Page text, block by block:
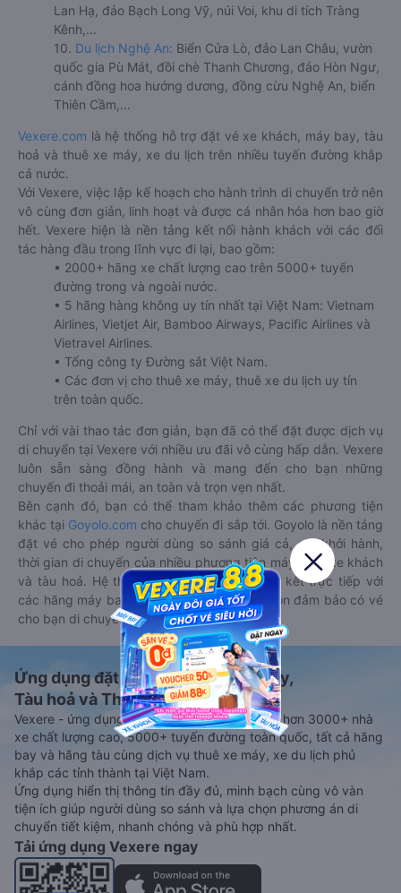
Lan Hạ, đảo Bạch Long Vỹ, núi Voi, khu di tích Tràng
Kênh,...
10. Du lịch Nghệ An: Biển Cửa Lò, đảo Lan Châu, vườn
quốc gia Pù Mát, đồi chè Thanh Chương, đảo Hòn Ngư,
cánh đồng hoa hướng dương, đồng cừu Nghệ An, biển
Thiên Cầm,...
Vexere.com là hệ thống hỗ trợ đặt vé xe khách, máy bay, tàu
hoả và thuê xe máy, xe du lịch trên nhiều tuyến đường khắp
cả nước.
Với Vexere, việc lập kế hoạch cho hành trình di chuyển trở nên
vô cùng đơn giản, linh hoạt và được cá nhân hóa hơn bao giờ
hết. Vexere hiện là nền tảng kết nối hành khách với các đối
tác hàng đầu trong lĩnh vực đi lại, bao gồm:
• 2000+ hãng xe chất lượng cao trên 5000+ tuyến
đường trong và ngoài nước.
• 5 hãng hàng không uy tín nhất tại Việt Nam: Vietnam
Airlines, Vietjet Air, Bamboo Airways, Pacific Airlines và
Vietravel Airlines.
• Tổng công ty Đường sắt Việt Nam.
• Các đơn vị cho thuê xe máy, thuê xe du lịch uy tín
trên toàn quốc.
Chỉ với vài thao tác đơn giản, bạn đã có thể đặt được dịch vụ
di chuyển tại Vexere với nhiều ưu đãi vô cùng hấp dẫn. Vexere
luôn sẵn sàng đồng hành và mang đến cho bạn những
chuyến đi thoải mái, an toàn và trọn vẹn nhất.
Bên cạnh đó, bạn có thể tham khảo thêm các phương tiện
khác tại Goyolo.com cho chuyến đi sắp tới. Goyolo là nền tảng
đặt vé cho phép người dùng so sánh giá cả, giờ khởi hành,
thời gian di chuyển của nhiều phương tiện máy bay, xe khách
và tàu hoả. Hệ thống của Goyolo được liên kết trực tiếp với
các hãng máy bay, xe khách và tàu hoả, luôn đảm bảo có vé
cho bạn di chuyển.
Ứng dụng đặt vé Xe khách, Máy bay,
Tàu hoả và Thuê xe
Vexere - ứng dụng đặt vé đa phương tiện với hơn 3000+ nhà
xe chất lượng cao, 5000+ tuyến đường toàn quốc, tất cả hãng
bay và hãng tàu cùng dịch vụ thuê xe máy, xe du lịch phủ
khắp các tỉnh thành tại Việt Nam.
Ứng dụng hiển thị thông tin đầy đủ, minh bạch cùng vô vàn
tiện ích giúp người dùng so sánh và lựa chọn phương án di
chuyển tiết kiệm, nhanh chóng và phù hợp nhất.
Tải ứng dụng Vexere ngay